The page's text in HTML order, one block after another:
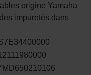
origine Yamaha
impuretés dans